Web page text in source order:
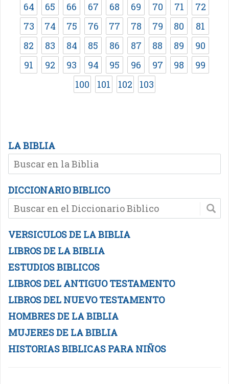
64
65 66 67 68 69 70 71
72
73
74 75 76 77 78 79 80
81
82
83 84 85 86 87 88 89
90
91
92 93 94 95 96 97 98
99
100
101 102 103
LA BIBLIA
DICCIONARIO BIBLICO
VERSICULOS DE LA BIBLIA
LIBROS DE LA BIBLIA
ESTUDIOS BIBLICOS
LIBROS DEL ANTIGUO TESTAMENTO
LIBROS DEL NUEVO TESTAMENTO
HOMBRES DE LA BIBLIA
MUJERES DE LA BIBLIA
HISTORIAS BIBLICAS PARA NIÑOS